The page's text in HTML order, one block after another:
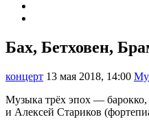
Бах, Бетховен,
концерт 13 мая 2018, 14:00
Музыка трёх эпох — барокко,
и Алексей Стариков